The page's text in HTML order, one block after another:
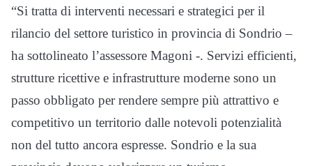
“Si tratta di interventi necessari e strategici per il
rilancio del settore turistico in provincia di Sondrio –
ha sottolineato l’assessore Magoni -. Servizi efficienti,
strutture ricettive e infrastrutture moderne sono un
passo obbligato per rendere sempre più attrattivo e
competitivo un territorio dalle notevoli potenzialità
non del tutto ancora espresse. Sondrio e la sua